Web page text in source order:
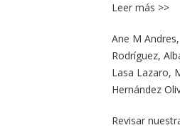
Leer más >>
Ane M
Rodríguez,
Lasa Lazaro,
Hernández
Revisar